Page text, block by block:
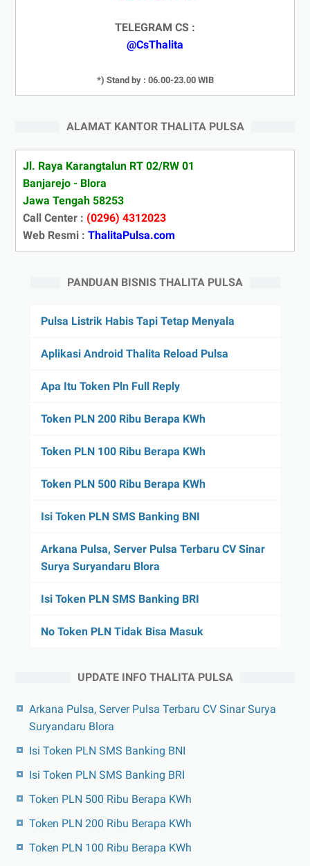
TELEGRAM CS :
@CsThalita
*) Stand by : 06.00-23.00 WIB
ALAMAT KANTOR THALITA PULSA
Jl. Raya Karangtalun RT 02/RW 01
Banjarejo - Blora
Jawa Tengah 58253
Call Center : (0296) 4312023
Web Resmi : ThalitaPulsa.com
PANDUAN BISNIS THALITA PULSA
Pulsa Listrik Habis Tapi Tetap Menyala
Aplikasi Android Thalita Reload Pulsa
Apa Itu Token Pln Full Reply
Token PLN 200 Ribu Berapa KWh
Token PLN 100 Ribu Berapa KWh
Token PLN 500 Ribu Berapa KWh
Isi Token PLN SMS Banking BNI
Arkana Pulsa, Server Pulsa Terbaru CV Sinar
Surya Suryandaru Blora
Isi Token PLN SMS Banking BRI
No Token PLN Tidak Bisa Masuk
UPDATE INFO THALITA PULSA
Arkana Pulsa, Server Pulsa Terbaru CV Sinar Surya
Suryandaru Blora
Isi Token PLN SMS Banking BNI
Isi Token PLN SMS Banking BRI
Token PLN 500 Ribu Berapa KWh
Token PLN 200 Ribu Berapa KWh
Token PLN 100 Ribu Berapa KWh